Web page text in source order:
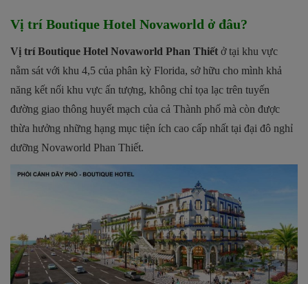
Vị trí Boutique Hotel Novaworld ở đâu?
Vị trí Boutique Hotel Novaworld Phan Thiết ở tại khu vực
nằm sát với khu 4,5 của phân kỳ Florida, sở hữu cho mình khả
năng kết nối khu vực ấn tượng, không chỉ tọa lạc trên tuyến
đường giao thông huyết mạch của cả Thành phố mà còn được
thừa hưởng những hạng mục tiện ích cao cấp nhất tại đại đô nghỉ
dưỡng Novaworld Phan Thiết.